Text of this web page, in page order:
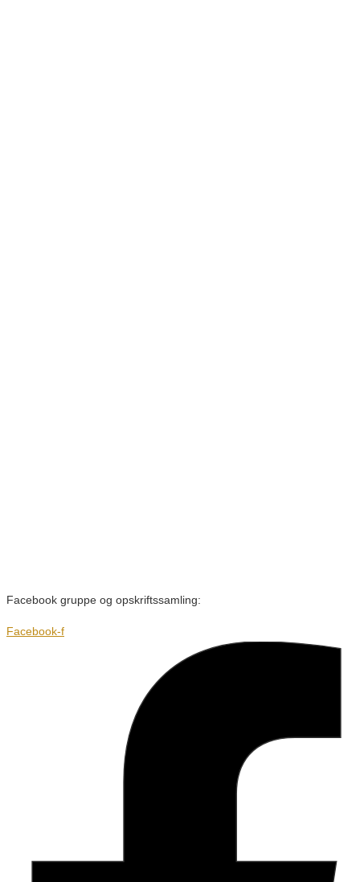
Facebook gruppe og opskriftssamling:
Facebook-f